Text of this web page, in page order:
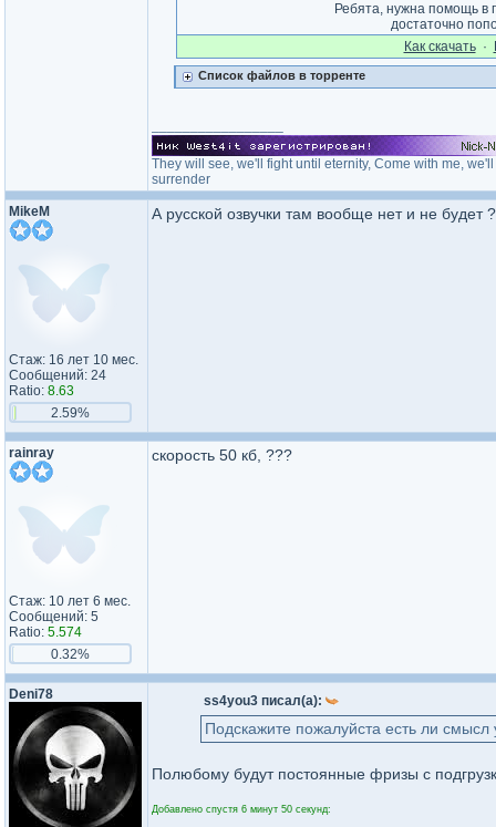
Ребята, нужна помощь в
достаточно
Как cкачать·
Список файлов в торренте
They will see, we'll fight until eternity, Come with me,
surrender
MikeM
Стаж: 16 лет 10 мес.
Сообщений: 24
Ratio: 8.63
2.59%
А русской озвучки там вообще нет и не будет ?
rainray
Стаж: 10 лет 6 мес.
Сообщений: 5
Ratio: 5.574
0.32%
скорость 50 кб, ???
Deni78 ss4you3 писал(а):
Подскажите пожалуйста есть ли
Полюбому будут постоянные фризы с
Добавлено спустя 6 минут 50 секунд: